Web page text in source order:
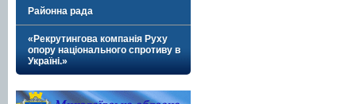
Районна рада
«Рекрутингова компанія Руху
опору національного спротиву в
Україні.»